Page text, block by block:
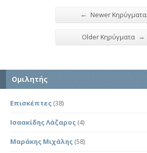
← Newer Κηρύγματα
Older Κηρύγματα →
Ομιλητής
Επισκέπτες (38)
Ισαακίδης Λάζαρος (4)
Μαράκης Μιχάλης (58)